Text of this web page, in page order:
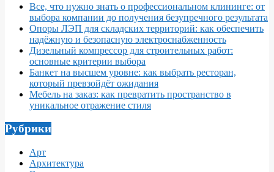
Все, что нужно знать о профессиональном клининге: от
выбора компании до получения безупречного результата
Опоры ЛЭП для складских территорий: как обеспечить
надёжную и безопасную электроснабженность
Дизельный компрессор для строительных работ:
основные критерии выбора
Банкет на высшем уровне: как выбрать ресторан,
который превзойдёт ожидания
Мебель на заказ: как превратить пространство в
уникальное отражение стиля
Рубрики
Арт
Архитектура